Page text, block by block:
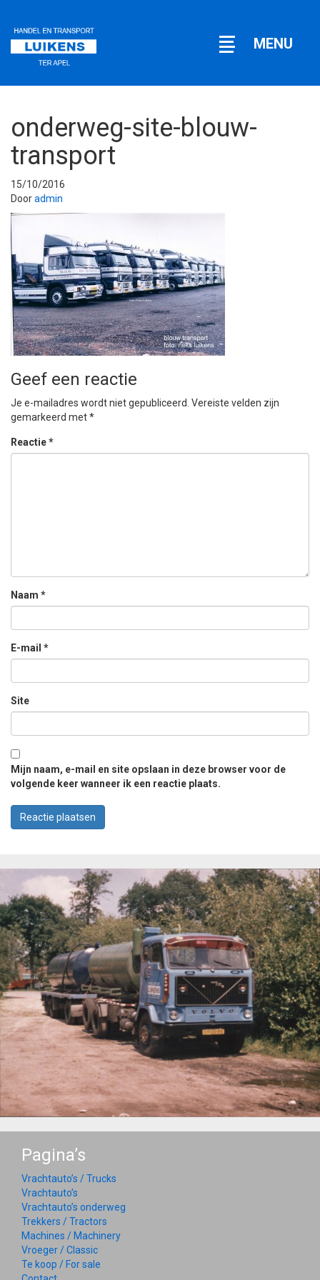
Open
MENU
onderweg-site-blouw-
transport
15/10/2016
Dooradmin
Geef een reactie
Je e-mailadres wordt niet gepubliceerd. Vereiste velden zijn
gemarkeerd met*
Reactie*
Naam *
E-mail *
Site
Mijn naam, e-mail en site opslaan in deze browser voor de
volgende keer wanneer ik een reactie plaats.
Pagina’s
Vrachtauto’s / Trucks
Vrachtauto’s
Vrachtauto’s onderweg
Trekkers / Tractors
Machines / Machinery
Vroeger / Classic
Te koop / For sale